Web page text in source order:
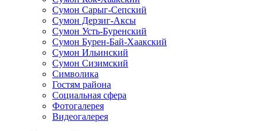
Сумон Сарыг-Сепский
Сумон Дерзиг-Аксы
Сумон Усть-Буренский
Сумон Бурен-Бай-Хаакский
Сумон Ильинский
Сумон Сизимский
Символика
Гостям района
Социальная сфера
Фотогалерея
Видеогалерея